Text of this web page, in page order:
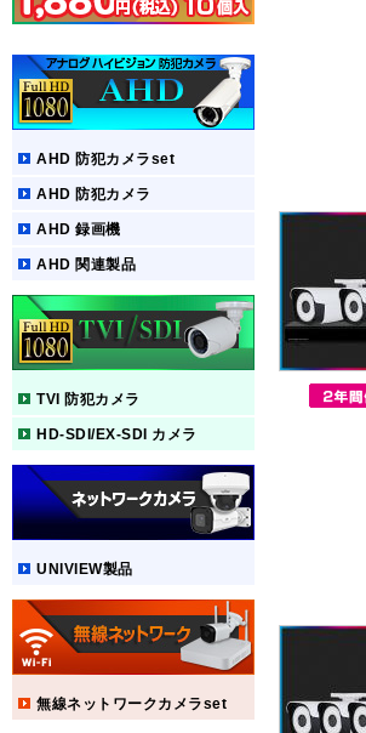
AHD 防犯カメラset
AHD 防犯カメラ
AHD 録画機
AHD 関連製品
TVI 防犯カメラ
HD-SDI/EX-SDI カメラ
UNIVIEW製品
無線ネットワークカメラset